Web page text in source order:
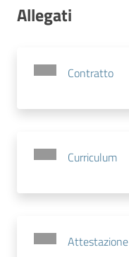
Allegati
Contratto
Curriculum
Attestazione